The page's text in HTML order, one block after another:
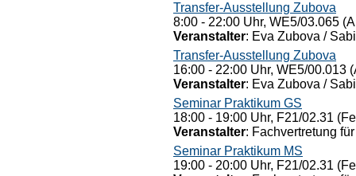
Transfer-Ausstellung Zubova
8:00 - 22:00 Uhr, WE5/03.065
Veranstalter: Eva Zubova /
Transfer-Ausstellung Zubova
16:00 - 22:00 Uhr, WE5/00.013
Veranstalter: Eva Zubova /
Seminar Praktikum GS
18:00 - 19:00 Uhr, F21/02.31
Veranstalter: Fachvertretung
Seminar Praktikum MS
19:00 - 20:00 Uhr, F21/02.31